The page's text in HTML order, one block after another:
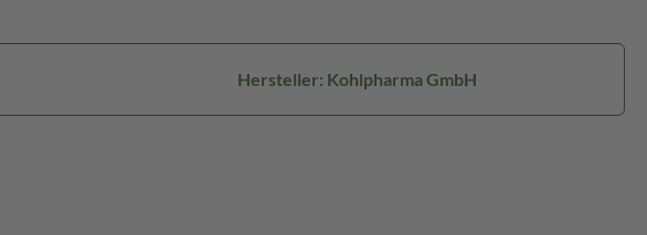
Hersteller: Kohlpharma GmbH